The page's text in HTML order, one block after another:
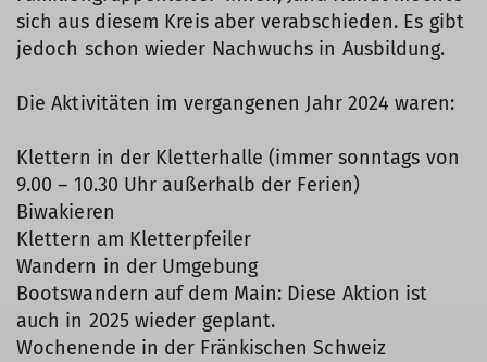
sich aus diesem Kreis aber verabschieden. Es gibt
jedoch schon wieder Nachwuchs in Ausbildung.
Die Aktivitäten im vergangenen Jahr 2024 waren:
Klettern in der Kletterhalle (immer sonntags von
9.00 – 10.30 Uhr außerhalb der Ferien)
Biwakieren
Klettern am Kletterpfeiler
Wandern in der Umgebung
Bootswandern auf dem Main: Diese Aktion ist
auch in 2025 wieder geplant.
Wochenende in der Fränkischen Schweiz